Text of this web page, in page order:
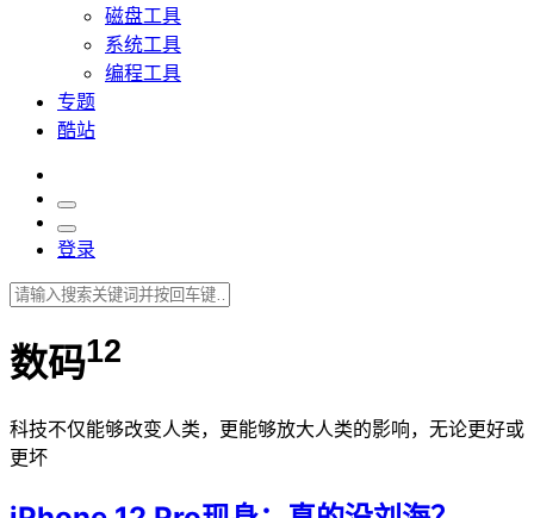
磁盘工具
系统工具
编程工具
专题
酷站
登录
数码12
科技不仅能够改变人类，更能够放大人类的影响，无论更好或
更坏